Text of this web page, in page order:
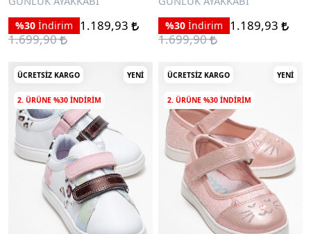
%30 İndirim
1.189,93
1.699,90
%30 İndirim
1.189,93
1.699,90
ÜCRETSIZ KARGO YENI
2. ÜRÜNE %30 INDIRIM
ÜCRETSIZ KARGO YENI
2. ÜRÜNE %30 INDIRIM